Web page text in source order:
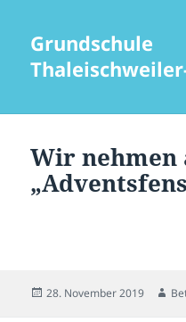
Grundschule
Wir
Veröffentlicht
28. November 2019